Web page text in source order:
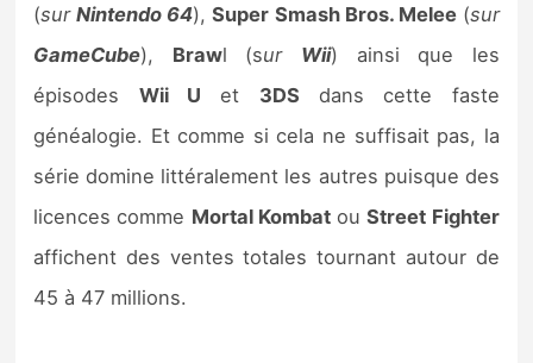
(surNintendo 64),Super Smash Bros. Melee(sur
GameCube), Brawl (sur Wii) ainsi que les
épisodes Wii U et 3DS dans cette faste
généalogie. Et comme si cela ne suffisait pas, la
série domine littéralement les autres puisque des
licences comme Mortal KombatouStreet Fighter
affichent des ventes totales tournant autour de
45 à 47 millions.